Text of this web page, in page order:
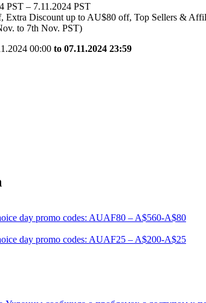
PST – 7.11.2024 PST
Extra Discount up to AU$80 off, Top Sellers &
to 7th Nov. PST)
00:00 to 07.11.2024 23:59
day promo codes: AUAF80 – A$560-A$80
day promo codes: AUAF25 – A$200-A$25